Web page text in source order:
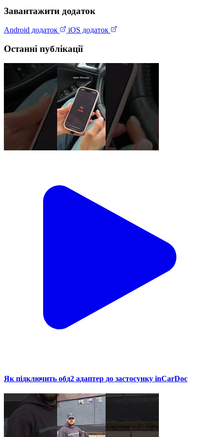
Завантажити додаток
Android додаток iOS додаток
Останні публікації
Як підключить обд2 адаптер до застосунку inCarDoc